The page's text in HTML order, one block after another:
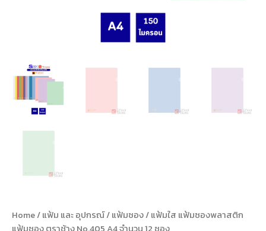
Home/แฟ้ม และ อุปกรณ์/แฟ้มซอง/ แฟ้มใส แฟ้มซองพลาสติก